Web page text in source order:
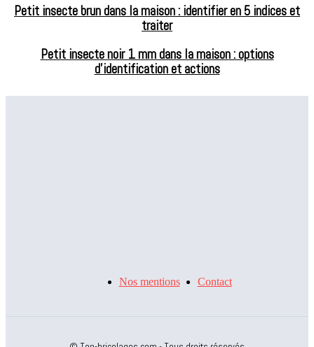
Petit insecte brun dans la maison : identifier en 5 indices et
traiter
Petit insecte noir 1 mm dans la maison : options
d’identification et actions
Nos mentions Contact